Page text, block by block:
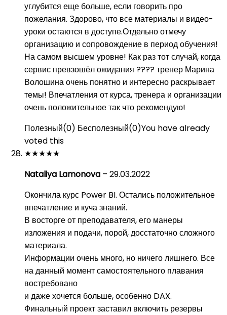
углубится еще больше, если говорить про
пожелания. Здорово, что все материалы и видео-
уроки остаются в доступе.Отдельно отмечу
организацию и сопровождение в период обучения!
На самом высшем уровне! Как раз тот случай, когда
сервис превзошёл ожидания ???? тренер Марина
Волошина очень понятно и интересно раскрывает
темы! Впечатления от курса, тренера и организации
очень положительное так что рекомендую!
Полезный(0) Бесполезный(0)You have already
voted this
★★★★★
Nataliya Lamonova – 29.03.2022
Окончила курс Power BI. Остались положительное
впечатление и куча знаний.
В восторге от преподавателя, его манеры
изложения и подачи, порой, досстаточно сложного
материала.
Информации очень много, но ничего лишнего. Все
на данный момент самостоятельного плавания
востребовано
и даже хочется больше, особенно DAX.
Финальный проект заставил включить резервы